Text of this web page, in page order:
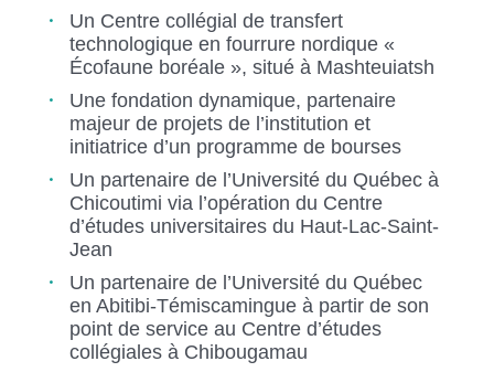
Un Centre collégial de transfert
technologique en fourrure nordique «
Écofaune boréale », situé à Mashteuiatsh
Une fondation dynamique, partenaire
majeur de projets de l’institution et
initiatrice d’un programme de bourses
Un partenaire de l’Université du Québec à
Chicoutimi via l’opération du Centre
d’études universitaires du Haut-Lac-Saint-
Jean
Un partenaire de l’Université du Québec
en Abitibi-Témiscamingue à partir de son
point de service au Centre d’études
collégiales à Chibougamau